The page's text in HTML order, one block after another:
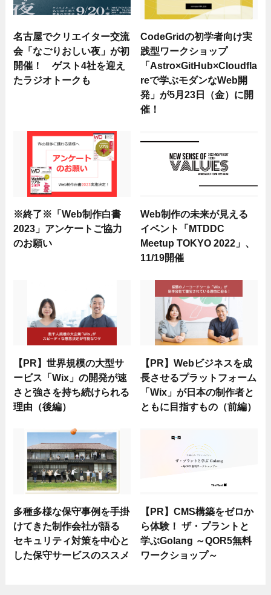
名古屋でクリエイター交流
会「なごりおしい夜」が初
開催！ ゲスト4社を迎え
たラジオトークも
CodeGridの初学者向け実
践型ワークショップ
「Astro×GitHub×Cloudfla
reで学ぶモダンなWeb開
発」が5月23日（金）に開
催！
※終了※「Web制作白書
2023」アンケートご協力
のお願い
Web制作の未来が見える
イベント「MTDDC
Meetup TOKYO 2022」、
11/19開催
【PR】世界規模の大型サ
ービス「Wix」の開発が速
さと強さを持ち続けられる
理由（後編）
【PR】Webビジネスを成
長させるプラットフォーム
「Wix」が日本の制作者と
ともに目指すもの（前編）
多種多様な保守事例を手掛
けてきた制作会社が語る
セキュリティ対策を中心と
した保守サービスのススメ
【PR】CMS構築をゼロか
ら体験！ ザ・プラントと
学ぶGolang ～QOR5無料
ワークショップ～